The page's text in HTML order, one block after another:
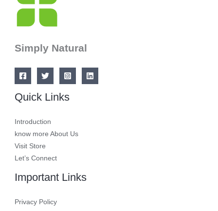
Simply Natural
Quick Links
Introduction
know more About Us
Visit Store
Let’s Connect
Important Links
Privacy Policy